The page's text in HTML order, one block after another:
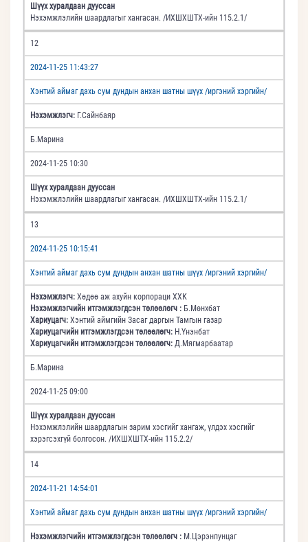
Шүүх хуралдаан дууссан
Нэхэмжлэлийн шаардлагыг хангасан. /ИХШХШТХ-ийн 115.2.1/
12
2024-11-25 11:43:27
Хэнтий аймаг дахь сум дундын анхан шатны шүүх /иргэний хэргийн/
Нэхэмжлэгч: Г.Сайнбаяр
Б.Марина
2024-11-25 10:30
Шүүх хуралдаан дууссан
Нэхэмжлэлийн шаардлагыг хангасан. /ИХШХШТХ-ийн 115.2.1/
13
2024-11-25 10:15:41
Хэнтий аймаг дахь сум дундын анхан шатны шүүх /иргэний хэргийн/
Нэхэмжлэгч: Хөдөө аж ахуйн корпораци ХХК
Нэхэмжлэгчийн итгэмжлэгдсэн төлөөлөгч : Б.Мөнхбат
Хариуцагч: Хэнтий аймгийн Засаг даргын Тамгын газар
Хариуцагчийн итгэмжлэгдсэн төлөөлөгч: Н.Үнэнбат
Хариуцагчийн итгэмжлэгдсэн төлөөлөгч: Д.Мягмарбаатар
Б.Марина
2024-11-25 09:00
Шүүх хуралдаан дууссан
Нэхэмжлэлийн шаардлагын зарим хэсгийг хангаж, үлдэх хэсгийг
хэрэгсэхгүй болгосон. /ИХШХШТХ-ийн 115.2.2/
14
2024-11-21 14:54:01
Хэнтий аймаг дахь сум дундын анхан шатны шүүх /иргэний хэргийн/
Нэхэмжлэгчийн итгэмжлэгдсэн төлөөлөгч : М.Цэрэнпунцаг